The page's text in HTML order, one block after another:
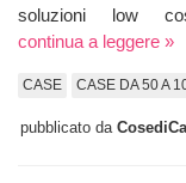
soluzioni low
continua a leggere »
CASE CASE DA 50 A
pubblicato da